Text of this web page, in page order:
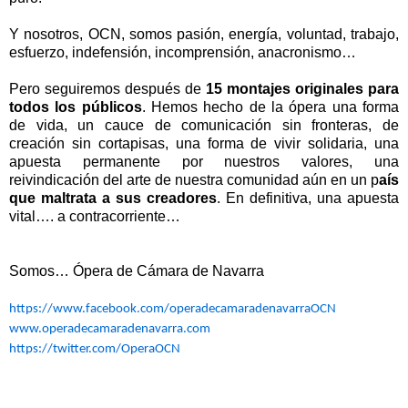
Y nosotros, OCN, somos pasión, energía, voluntad, trabajo,
esfuerzo, indefensión, incomprensión, anacronismo…
Pero seguiremos después de 15 montajes originales para
todos los públicos. Hemos hecho de la ópera una forma
de vida, un cauce de comunicación sin fronteras, de
creación sin cortapisas, una forma de vivir solidaria, una
apuesta permanente por nuestros valores, una
reivindicación del arte de nuestra comunidad aún en un país
que maltrata a sus creadores. En definitiva, una apuesta
vital…. a contracorriente…
Somos… Ópera de Cámara de Navarra
https://www.facebook.com/operadecamaradenavarraOCN
www.operadecamaradenavarra.com
https://twitter.com/OperaOCN